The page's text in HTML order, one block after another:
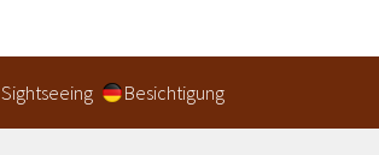
Sightseeing Besichtigung